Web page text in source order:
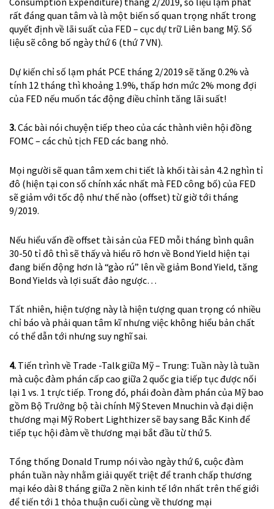
rất đáng quan tâm và là một biến số quan trọng nhất trong
quyết định về lãi suất của FED – cục dự trữ Liên bang Mỹ. Số
liệu sẽ công bố ngày thứ 6 (thứ 7 VN).
Dự kiến chỉ số lạm phát PCE tháng 2/2019 sẽ tăng 0.2% và
tính 12 tháng thì khoảng 1.9%, thấp hơn mức 2% mong đợi
của FED nếu muốn tác động điều chỉnh tăng lãi suất!
3.Các bài nói chuyện tiếp theo của các thành viên hội đồng
FOMC – các chủ tịch FED các bang nhỏ.
Mọi người sẽ quan tâm xem chi tiết là khối tài sản 4.2 nghìn tỉ
đô (hiện tại con số chính xác nhất mà FED công bố) của FED
sẽ giảm với tốc độ như thế nào (offset) từ giờ tới tháng
9/2019.
Nếu hiểu vấn đề offset tài sản của FED mỗi tháng bình quân
30-50 tỉ đô thì sẽ thấy và hiểu rõ hơn về Bond Yield hiện tại
đang biến động hơn là “gào rú” lên về giảm Bond Yield, tăng
Bond Yields và lợi suất đảo ngược…
Tất nhiên, hiện tượng này là hiện tượng quan trọng có nhiều
chỉ báo và phải quan tâm kĩ nhưng việc không hiểu bản chất
có thể dẫn tới nhưng suy nghĩ sai.
4. Tiến trình về Trade -Talk giữa Mỹ – Trung: Tuần này là tuần
mà cuộc đàm phán cấp cao giữa 2 quốc gia tiếp tục được nối
lại 1 vs. 1 trực tiếp. Trong đó, phái đoàn đàm phán của Mỹ bao
gồm Bộ Trưởng bộ tài chính Mỹ Steven Mnuchin và đại diện
thương mại Mỹ Robert Lighthizer sẽ bay sang Bắc Kinh để
tiếp tục hội đàm về thương mại bắt đầu từ thứ 5.
Tổng thống Donald Trump nói vào ngày thứ 6, cuộc đàm
phán tuần này nhằm giải quyết triệt để tranh chấp thương
mại kéo dài 8 tháng giữa 2 nền kinh tế lớn nhất trên thế giới
để tiến tới 1 thỏa thuận cuối cùng về thương mại